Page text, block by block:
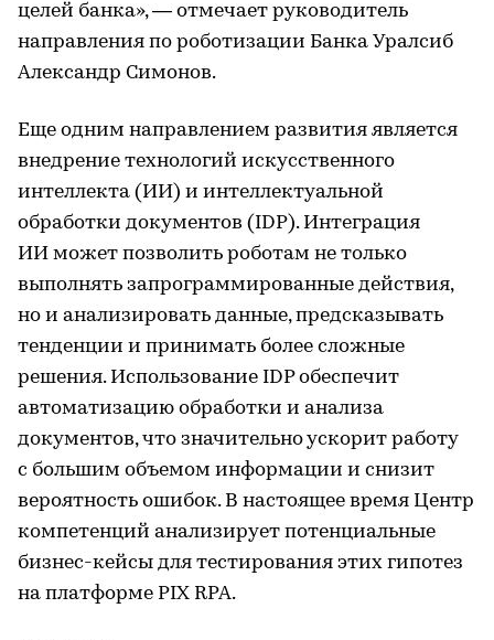
целей банка», — отмечает руководитель
направления по роботизации Банка Уралсиб
Александр Симонов.
Еще одним направлением развития является
внедрение технологий искусственного
интеллекта (ИИ) и интеллектуальной
обработки документов (IDP). Интеграция
ИИ может позволить роботам не только
выполнять запрограммированные действия,
но и анализировать данные, предсказывать
тенденции и принимать более сложные
решения. Использование IDP обеспечит
автоматизацию обработки и анализа
документов, что значительно ускорит работу
с большим объемом информации и снизит
вероятность ошибок. В настоящее время Центр
компетенций анализирует потенциальные
бизнес-кейсы для тестирования этих гипотез
на платформе PIX RPA.